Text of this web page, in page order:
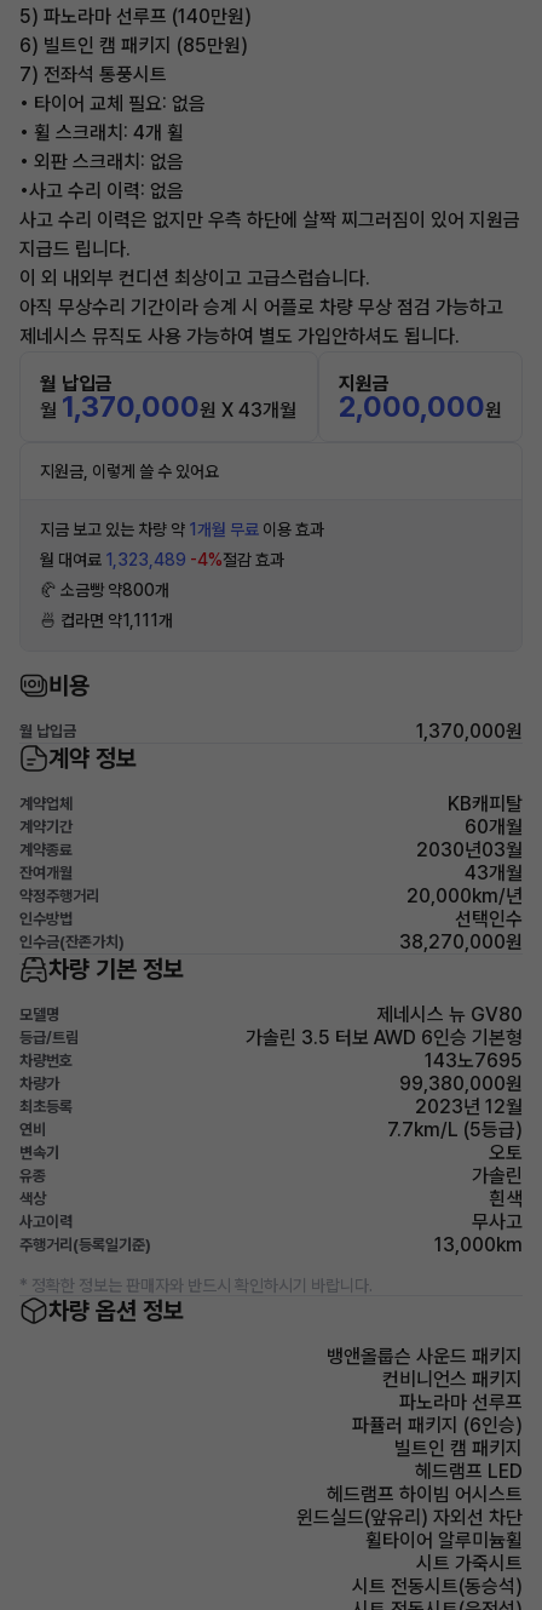
5) 파노라마 선루프 (140만원)
6) 빌트인 캠 패키지 (85만원)
7) 전좌석 통풍시트
• 타이어 교체 필요: 없음
• 휠 스크래치: 4개 휠
• 외판 스크래치: 없음
•사고 수리 이력: 없음
사고 수리 이력은 없지만 우측 하단에 살짝 찌그러짐이 있어 지원금
지급드 립니다.
이 외 내외부 컨디션 최상이고 고급스럽습니다.
아직 무상수리 기간이라 승계 시 어플로 차량 무상 점검 가능하고
제네시스 뮤직도 사용 가능하여 별도 가입안하셔도 됩니다.
월 납입금
월 1,370,000원 X 43개월
지원금
2,000,000원
지원금, 이렇게 쓸 수 있어요
지금 보고 있는 차량 약 1개월 무료 이용 효과
월 대여료 1,323,489 -4%절감 효과
🥐 소금빵 약800개
🍜 컵라면 약1,111개
비용
월 납입금 1,370,000원
계약 정보
계약업체 KB캐피탈
계약기간 60개월
계약종료 2030년03월
잔여개월 43개월
약정주행거리 20,000km/년
인수방법 선택인수
인수금(잔존가치) 38,270,000원
차량 기본 정보
모델명 제네시스 뉴 GV80
등급/트림 가솔린 3.5 터보 AWD 6인승 기본형
차량번호 143노7695
차량가 99,380,000원
최초등록 2023년 12월
연비 7.7km/L (5등급)
변속기 오토
유종 가솔린
색상 흰색
사고이력 무사고
주행거리(등록일기준) 13,000km
* 정확한 정보는 판매자와 반드시 확인하시기 바랍니다.
차량 옵션 정보
뱅앤올룹슨 사운드 패키지
컨비니언스 패키지
파노라마 선루프
파퓰러 패키지 (6인승)
빌트인 캠 패키지
헤드램프 LED
헤드램프 하이빔 어시스트
윈드실드(앞유리) 자외선 차단
휠타이어 알루미늄휠
시트 가죽시트
시트 전동시트(동승석)